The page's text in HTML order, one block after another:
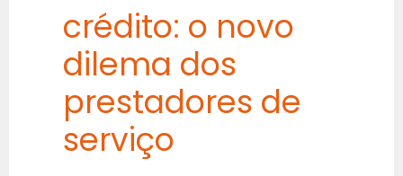
crédito: o novo
dilema dos
prestadores de
serviço